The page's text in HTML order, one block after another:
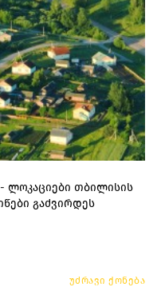
- ლოკაციები თბილისის
გაძვირდეს
უძრავი ქონება